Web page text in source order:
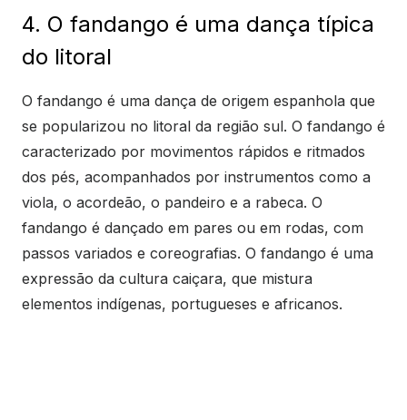
4. O fandango é uma dança típica
do litoral
O fandango é uma dança de origem espanhola que
se popularizou no litoral da região sul. O fandango é
caracterizado por movimentos rápidos e ritmados
dos pés, acompanhados por instrumentos como a
viola, o acordeão, o pandeiro e a rabeca. O
fandango é dançado em pares ou em rodas, com
passos variados e coreografias. O fandango é uma
expressão da cultura caiçara, que mistura
elementos indígenas, portugueses e africanos.